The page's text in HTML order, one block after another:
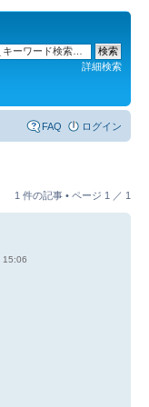
詳細検索
FAQ ログイン
1 件の記事 • ページ 1 ／ 1
15:06